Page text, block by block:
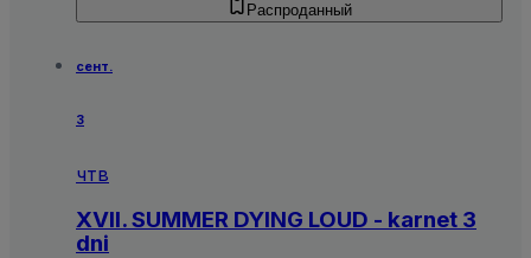
Распроданный
сент.
3
чтв
XVII. SUMMER DYING LOUD - karnet 3
dni